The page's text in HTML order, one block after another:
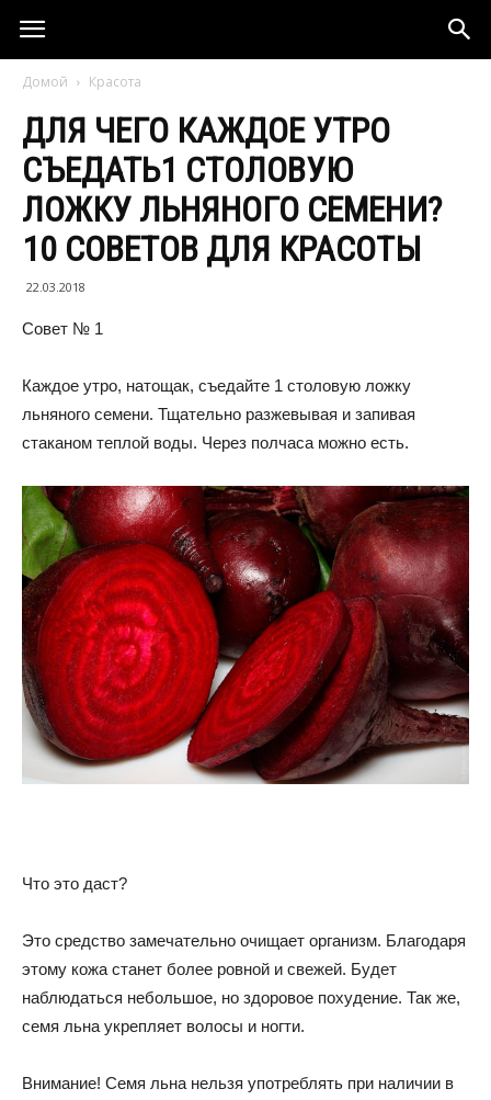
Домой Красота
ДЛЯ ЧЕГО КАЖДОЕ УТРО
СЪЕДАТЬ1 СТОЛОВУЮ
ЛОЖКУ ЛЬНЯНОГО СЕМЕНИ?
10 СОВЕТОВ ДЛЯ КРАСОТЫ
22.03.2018
Совет № 1
Каждое утро, натощак, съедайте 1 столовую ложку
льняного семени. Тщательно разжевывая и запивая
стаканом теплой воды. Через полчаса можно есть.
Что это даст?
Это средство замечательно очищает организм. Благодаря
этому кожа станет более ровной и свежей. Будет
наблюдаться небольшое, но здоровое похудение. Так же,
семя льна укрепляет волосы и ногти.
Внимание! Семя льна нельзя употреблять при наличии в